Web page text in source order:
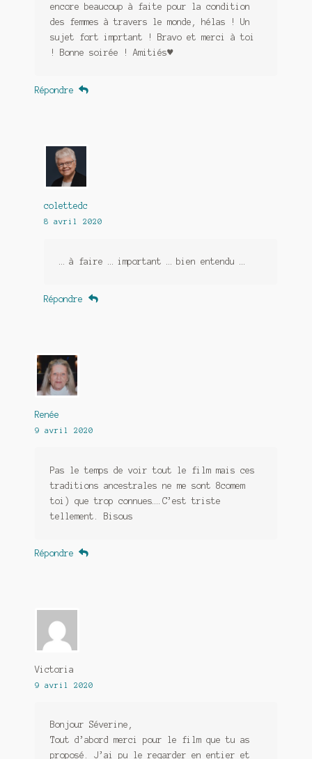
encore beaucoup à faite pour la condition
des femmes à travers le monde, hélas ! Un
sujet fort imprtant ! Bravo et merci à toi
! Bonne soirée ! Amitiés♥
Répondre
colettedc
8 avril 2020
… à faire … important … bien entendu …
Répondre
Renée
9 avril 2020
Pas le temps de voir tout le film mais ces
traditions ancestrales ne me sont 8comem
toi) que trop connues….C’est triste
tellement. Bisous
Répondre
Victoria
9 avril 2020
Bonjour Séverine,
Tout d’abord merci pour le film que tu as
proposé. J’ai pu le regarder en entier et